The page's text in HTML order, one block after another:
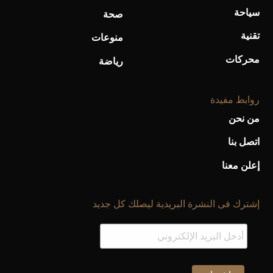
سياحة
تقنية
محركات
صحة
منوعات
رياضة
روابط مفيدة
من نحن
اتصل بنا
إعلن معنا
إشترك فى النشرة البريدية ليصلك كل جديد